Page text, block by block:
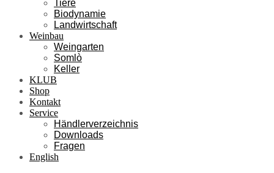
Tiere
Biodynamie
Landwirtschaft
Weinbau
Weingarten
Somlò
Keller
KLUB
Shop
Kontakt
Service
Händlerverzeichnis
Downloads
Fragen
English